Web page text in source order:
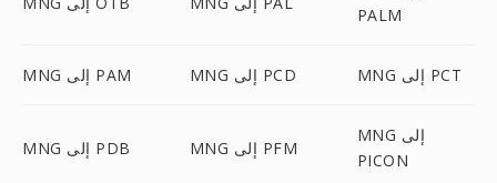
PALM
MNG إلى PAM MNG إلى PCD MNG إلى PCT
MNG إلى PDB MNG إلى PFM
MNG إلى
PICON